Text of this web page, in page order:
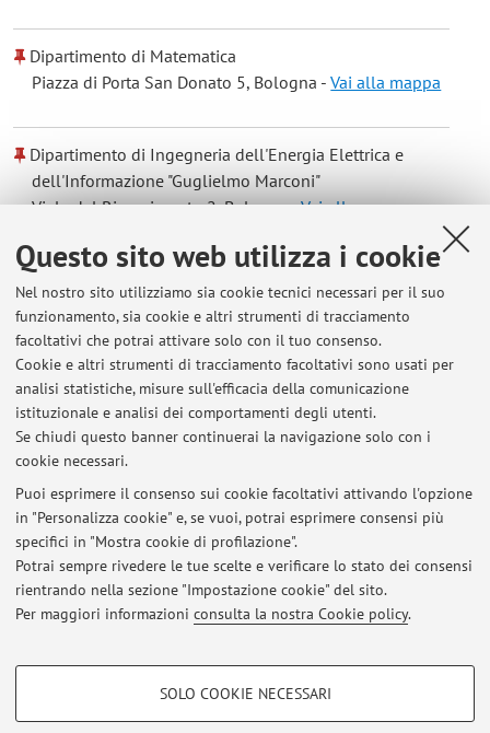
Questo sito web utilizza i cookie
Nel nostro sito utilizziamo sia cookie tecnici necessari per il suo
funzionamento, sia cookie e altri strumenti di tracciamento
facoltativi che potrai attivare solo con il tuo consenso.
Cookie e altri strumenti di tracciamento facoltativi sono usati per
analisi statistiche, misure sull'efficacia della comunicazione
istituzionale e analisi dei comportamenti degli utenti.
Se chiudi questo banner continuerai la navigazione solo con i
cookie necessari.
Puoi esprimere il consenso sui cookie facoltativi attivando l'opzione
in "Personalizza cookie" e, se vuoi, potrai esprimere consensi più
specifici in "Mostra cookie di profilazione".
Potrai sempre rivedere le tue scelte e verificare lo stato dei consensi
rientrando nella sezione "Impostazione cookie" del sito.
Per maggiori informazioni consulta la nostra Cookie policy.
COOKIE DI PROFILAZIONE - FACOLTATIVI
SOLO COOKIE NECESSARI
Dipartimento di Matematica
Piazza di Porta San Donato 5, Bologna -Vai alla mappa
Dipartimento di Ingegneria dell'Energia Elettrica e
dell'Informazione "Guglielmo Marconi"
Viale del Risorgimento 2, Bologna -Vai alla mappa
Dipartimento di Informatica - Scienza e Ingegneria
Mura Anteo Zamboni 7, Bologna -Vai alla mappa
Dipartimento di Ingegneria Civile, Chimica, Ambientale e
dei Materiali
Viale del Risorgimento 2, Bologna -
Vai alla mappa
Ultimi avvisi
Al momento non sono presenti avvisi.
Area riservata